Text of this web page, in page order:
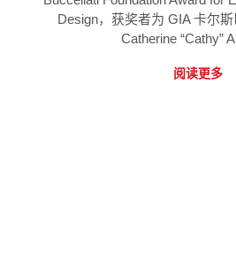
Design，获奖者为 GIA 卡尔
Catherine “Cathy”
阅读更多